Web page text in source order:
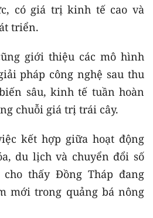
có giá trị kinh tế cao và
triển.
giới thiệu các mô hình
pháp công nghệ sau thu
sâu, kinh tế tuần hoàn
chuỗi giá trị trái cây.
kết hợp giữa hoạt động
du lịch và chuyển đổi số
thấy Đồng Tháp đang
mới trong quảng bá nông